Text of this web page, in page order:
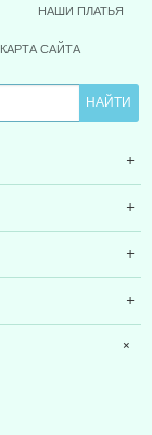
НАШИ ПЛАТЬЯ
КАРТА САЙТА